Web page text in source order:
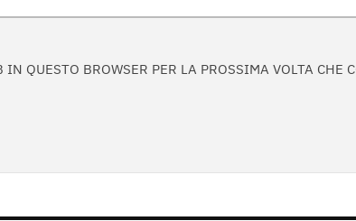
QUESTO BROWSER PER LA PROSSIMA VOLTA CHE